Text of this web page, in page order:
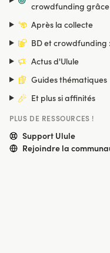
crowdfunding
Après la collecte
BD et crowdfunding
Actus d'Ulule
Guides thématiques
Et plus si affinités
PLUS DE RESSOURCES !
Support Ulule
Rejoindre la